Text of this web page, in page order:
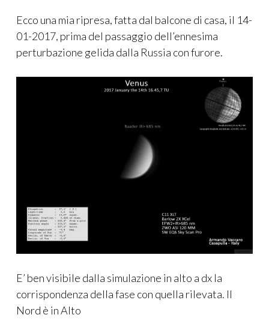
Ecco una mia ripresa, fatta dal balcone di casa, il 14-
01-2017, prima del passaggio dell’ennesima
perturbazione gelida dalla Russia con furore.
E’ ben visibile dalla simulazione in alto a dx la
corrispondenza della fase con quella rilevata. Il
Nord è in Alto